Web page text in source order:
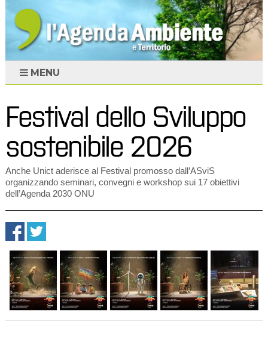
MENU
Festival dello Sviluppo
sostenibile 2026
Anche Unict aderisce al Festival promosso dall’ASviS
organizzando seminari, convegni e workshop sui 17 obiettivi
dell’Agenda 2030 ONU